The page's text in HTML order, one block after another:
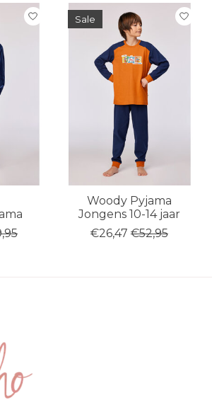
Sale
Woody Pyjama
Jongens 10-14 jaar
€26,47 €52,95